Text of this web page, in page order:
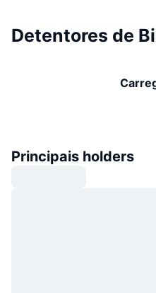
Detentores de
Principais holders